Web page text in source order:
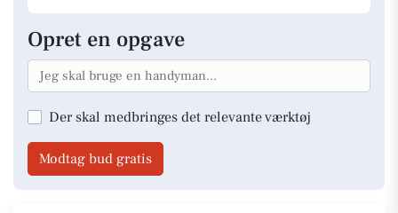
Opret en opgave
Der skal medbringes det relevante værktøj
Modtag bud gratis